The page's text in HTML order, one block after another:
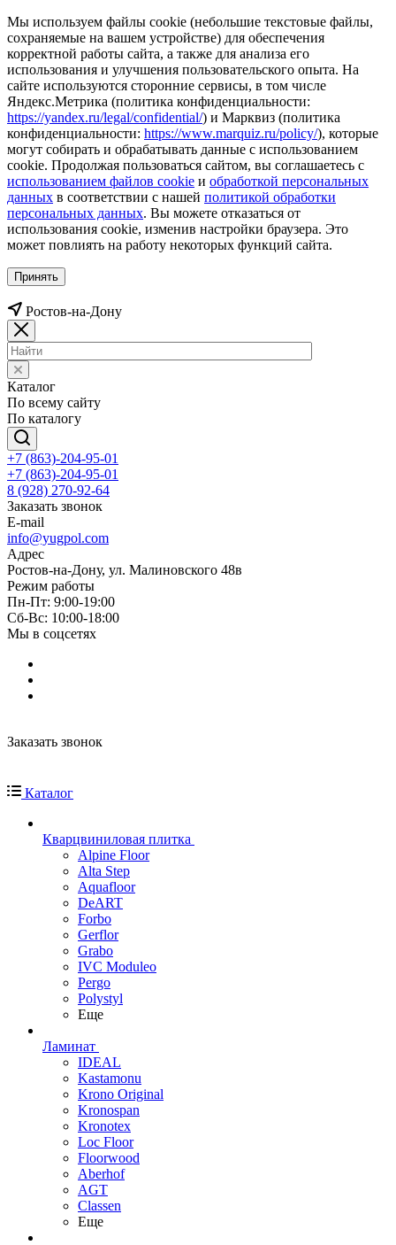
Мы используем файлы cookie (небольшие текстовые файлы,
сохраняемые на вашем устройстве) для обеспечения
корректной работы сайта, а также для анализа его
использования и улучшения пользовательского опыта. На
сайте используются сторонние сервисы, в том числе
Яндекс.Метрика (политика конфиденциальности:
https://yandex.ru/legal/confidential/) и Марквиз (политика
конфиденциальности: https://www.marquiz.ru/policy/), которые
могут собирать и обрабатывать данные с использованием
cookie. Продолжая пользоваться сайтом, вы соглашаетесь с
использованием файлов cookie и обработкой персональных
данных в соответствии с нашей политикой обработки
персональных данных. Вы можете отказаться от
использования cookie, изменив настройки браузера. Это
может повлиять на работу некоторых функций сайта.
Принять
Ростов-на-Дону
Каталог
По всему сайту
По каталогу
+7 (863)-204-95-01
+7 (863)-204-95-01
8 (928) 270-92-64
Заказать звонок
E-mail
info@yugpol.com
Адрес
Ростов-на-Дону, ул. Малиновского 48в
Режим работы
Пн-Пт: 9:00-19:00
Cб-Вс: 10:00-18:00
Мы в соцсетях
Заказать звонок
Каталог
Кварцвиниловая плитка
Alpine Floor
Alta Step
Aquafloor
DeART
Forbo
Gerflor
Grabo
IVC Moduleo
Pergo
Polystyl
Еще
Ламинат
IDEAL
Kastamonu
Krono Original
Kronospan
Kronotex
Loc Floor
Floorwood
Aberhof
AGT
Classen
Еще